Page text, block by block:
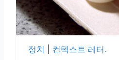
정치 컨텍스트 레터.